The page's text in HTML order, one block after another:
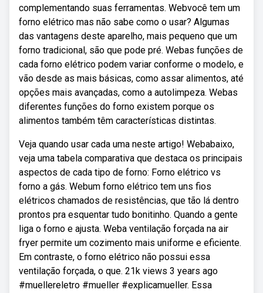
complementando suas ferramentas. Webvocê tem um
forno elétrico mas não sabe como o usar? Algumas
das vantagens deste aparelho, mais pequeno que um
forno tradicional, são que pode pré. Webas funções de
cada forno elétrico podem variar conforme o modelo, e
vão desde as mais básicas, como assar alimentos, até
opções mais avançadas, como a autolimpeza. Webas
diferentes funções do forno existem porque os
alimentos também têm características distintas.
Veja quando usar cada uma neste artigo! Webabaixo,
veja uma tabela comparativa que destaca os principais
aspectos de cada tipo de forno: Forno elétrico vs
forno a gás. Webum forno elétrico tem uns fios
elétricos chamados de resistências, que tão lá dentro
prontos pra esquentar tudo bonitinho. Quando a gente
liga o forno e ajusta. Weba ventilação forçada na air
fryer permite um cozimento mais uniforme e eficiente.
Em contraste, o forno elétrico não possui essa
ventilação forçada, o que. 21k views 3 years ago
#muellereletro #mueller #explicamueller. Essa